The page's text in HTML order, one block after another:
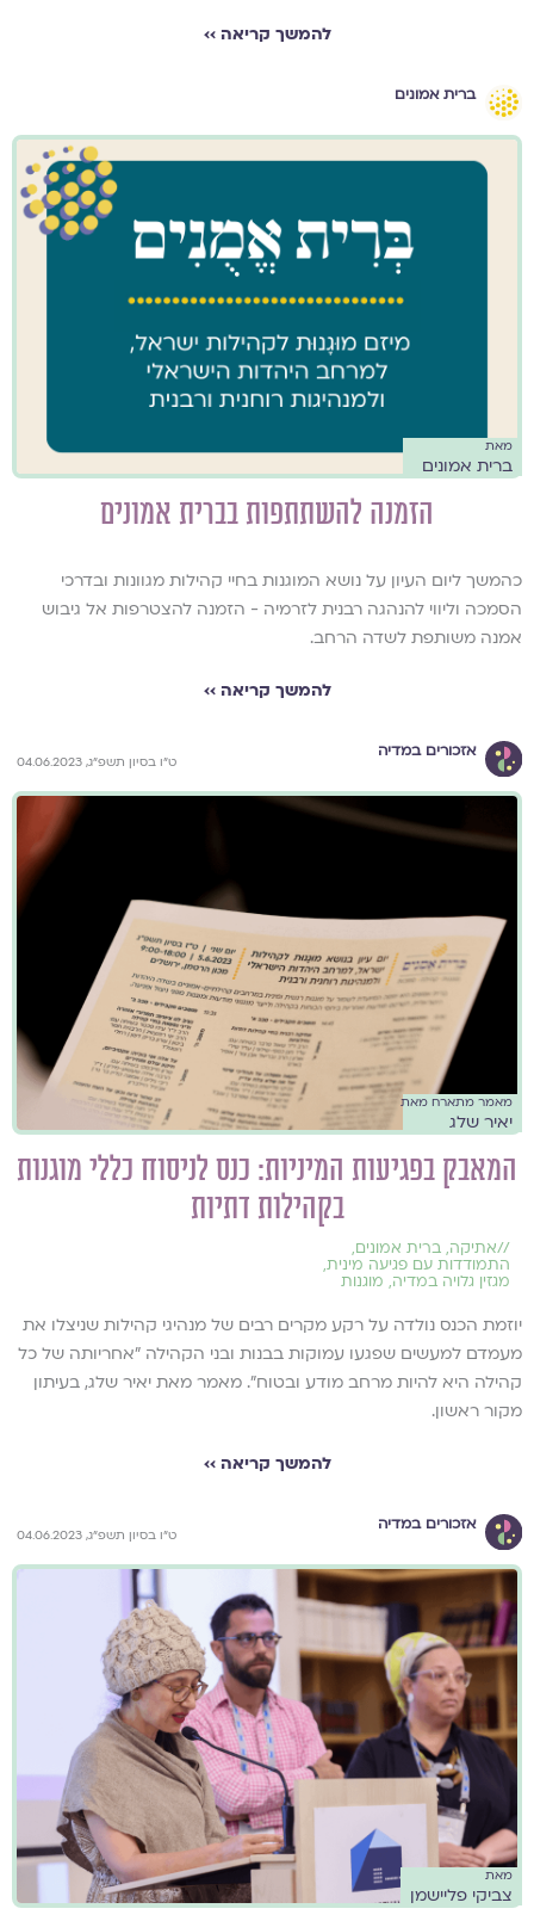
להמשך קריאה ››
ברית אמונים
מאת
ברית אמונים
הזמנה להשתתפות בברית אמונים
כהמשך ליום העיון על נושא המוגנות בחיי קהילות מגוונות ובדרכי
הסמכה וליווי להנהגה רבנית לזרמיה - הזמנה להצטרפות אל גיבוש
אמנה משותפת לשדה הרחב.
להמשך קריאה ››
אזכורים במדיה
ט״ו בסיון תשפ״ג, 04.06.2023
מאמר מתארח מאת
יאיר שלג
המאבק בפגיעות המיניות: כנס לניסוח כללי מוגנות
בקהילות דתיות
//אתיקה, ברית אמונים,
התמודדות עם פגיעה מינית,
מגזין גלויה במדיה, מוגנות
יוזמת הכנס נולדה על רקע מקרים רבים של מנהיגי קהילות שניצלו את
מעמדם למעשים שפגעו עמוקות בבנות ובני הקהילה "אחריותה של כל
קהילה היא להיות מרחב מודע ובטוח". מאמר מאת יאיר שלג, בעיתון
מקור ראשון.
להמשך קריאה ››
אזכורים במדיה
ט״ו בסיון תשפ״ג, 04.06.2023
מאת
צביקי פליישמן